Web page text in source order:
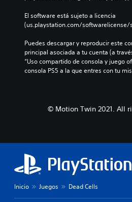
El software está sujeto a licencia
(us.playstation.com/softwarelicense/
Puedes descargar y reproducir este
principal asociada a tu cuenta (a
“Uso compartido de consola y juego
consola PS5 a la que entres con tu
© Motion Twin 2021. All
Inicio Juegos Dead Cells